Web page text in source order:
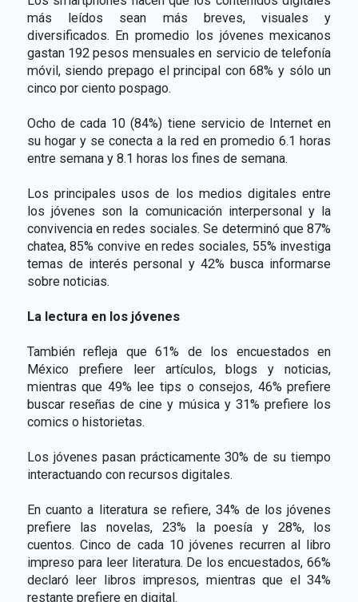
más leídos sean más breves, visuales y
diversificados. En promedio los jóvenes mexicanos
gastan 192 pesos mensuales en servicio de telefonía
móvil, siendo prepago el principal con 68% y sólo un
cinco por ciento pospago.
Ocho de cada 10 (84%) tiene servicio de Internet en
su hogar y se conecta a la red en promedio 6.1 horas
entre semana y 8.1 horas los fines de semana.
Los principales usos de los medios digitales entre
los jóvenes son la comunicación interpersonal y la
convivencia en redes sociales. Se determinó que 87%
chatea, 85% convive en redes sociales, 55% investiga
temas de interés personal y 42% busca informarse
sobre noticias.
La lectura en los jóvenes
También refleja que 61% de los encuestados en
México prefiere leer artículos, blogs y noticias,
mientras que 49% lee tips o consejos, 46% prefiere
buscar reseñas de cine y música y 31% prefiere los
comics o historietas.
Los jóvenes pasan prácticamente 30% de su tiempo
interactuando con recursos digitales.
En cuanto a literatura se refiere, 34% de los jóvenes
prefiere las novelas, 23% la poesía y 28%, los
cuentos. Cinco de cada 10 jóvenes recurren al libro
impreso para leer literatura. De los encuestados, 66%
declaró leer libros impresos, mientras que el 34%
restante prefiere en digital.